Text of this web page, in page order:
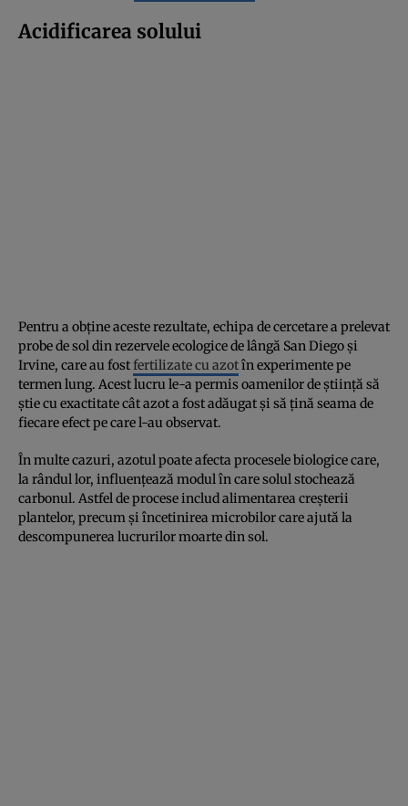
Acidificarea solului
Pentru a obține aceste rezultate, echipa de cercetare a prelevat
probe de sol din rezervele ecologice de lângă San Diego și
Irvine, care au fostfertilizate cu azotîn experimente pe
termen lung. Acest lucru le-a permis oamenilor de știință să
știe cu exactitate cât azot a fost adăugat și să țină seama de
fiecare efect pe care l-au observat.
În multe cazuri, azotul poate afecta procesele biologice care,
la rândul lor, influențează modul în care solul stochează
carbonul. Astfel de procese includ alimentarea creșterii
plantelor, precum și încetinirea microbilor care ajută la
descompunerea lucrurilor moarte din sol.